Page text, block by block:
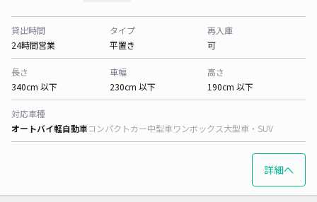
貸出時間
24時間営業
タイプ
平置き
再入庫
可
長さ
340cm 以下
車幅
230cm 以下
高さ
190cm 以下
対応車種
オートバイ軽自動車コンパクトカー中型車ワンボックス大型車・SUV
詳細へ